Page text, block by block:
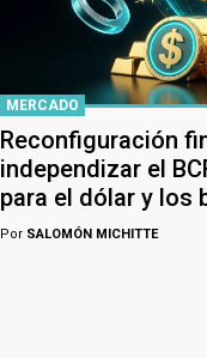
MERCADO
Reconfiguración
independizar el
para el dólar y los
Por SALOMÓN MICHITTE